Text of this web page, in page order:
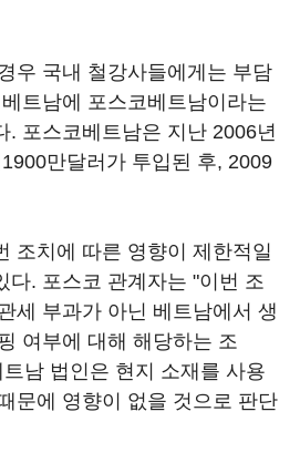
우 국내 철강사들에게는 부담
트남에 포스코베트남이라는
. 포스코베트남은 지난 2006년
만달러가 투입된 후, 2009
조치에 따른 영향이 제한적일
다. 포스코 관계자는 "이번 조
세 부과가 아닌 베트남에서 생
여부에 대해 해당하는 조
남 법인은 현지 소재를 사용
문에 영향이 없을 것으로 판단